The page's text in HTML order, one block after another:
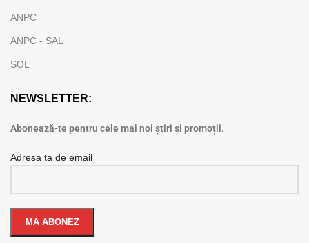
ANPC
ANPC - SAL
SOL
NEWSLETTER:
Abonează-te pentru cele mai noi știri și promoții.
Adresa ta de email